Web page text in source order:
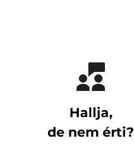
Hallja,
de nem érti?